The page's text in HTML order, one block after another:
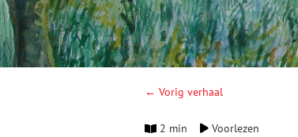
← Vorig verhaal
2 min Voorlezen